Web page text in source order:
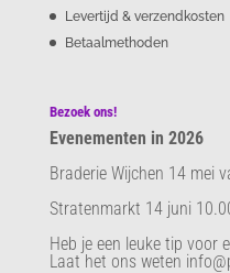
Levertijd & verzendkosten
Betaalmethoden
Bezoek ons!
Evenementen in 2026
Braderie Wijchen 14 mei
Stratenmarkt 14 juni
Heb je een leuke tip voor
Laat het ons weten